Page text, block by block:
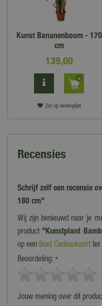
Kunst Bananenboom - 170
cm
139,00
Zet op verlanglijst
Recensies
Schrijf zelf een recensie
180 cm"
Wij zijn benieuwd naar je
product "Kunstplant
op een Boet Cadeaukaart ter
Beoordeling: *
Jouw mening over dit